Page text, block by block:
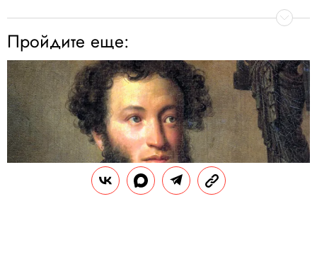
Пройдите еще: